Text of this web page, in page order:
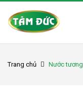
Trang chủ Nước tương